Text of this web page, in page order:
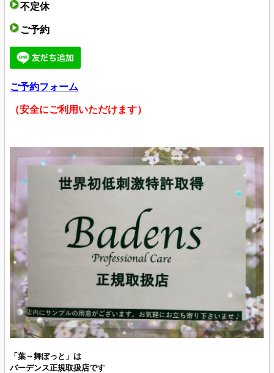
不定休
ご予約
ご予約フォーム
（安全にご利用いただけます）
「葉～舞ぽっと」は
バーデンス正規取扱店です